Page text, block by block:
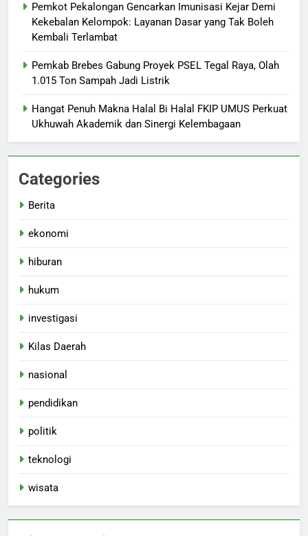
Pemkot Pekalongan Gencarkan Imunisasi Kejar Demi
Kekebalan Kelompok: Layanan Dasar yang Tak Boleh
Kembali Terlambat
Pemkab Brebes Gabung Proyek PSEL Tegal Raya, Olah
1.015 Ton Sampah Jadi Listrik
Hangat Penuh Makna Halal Bi Halal FKIP UMUS Perkuat
Ukhuwah Akademik dan Sinergi Kelembagaan
Categories
Berita
ekonomi
hiburan
hukum
investigasi
Kilas Daerah
nasional
pendidikan
politik
teknologi
wisata